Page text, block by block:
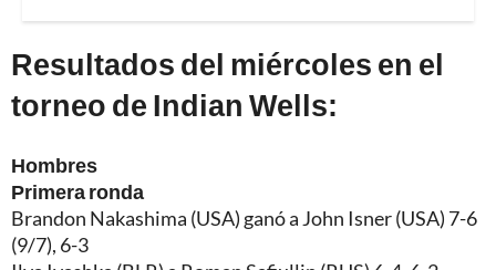
Resultados del miércoles en el
torneo de Indian Wells:
Hombres
Primera ronda
Brandon Nakashima (USA) ganó a John Isner (USA) 7-6
(9/7), 6-3